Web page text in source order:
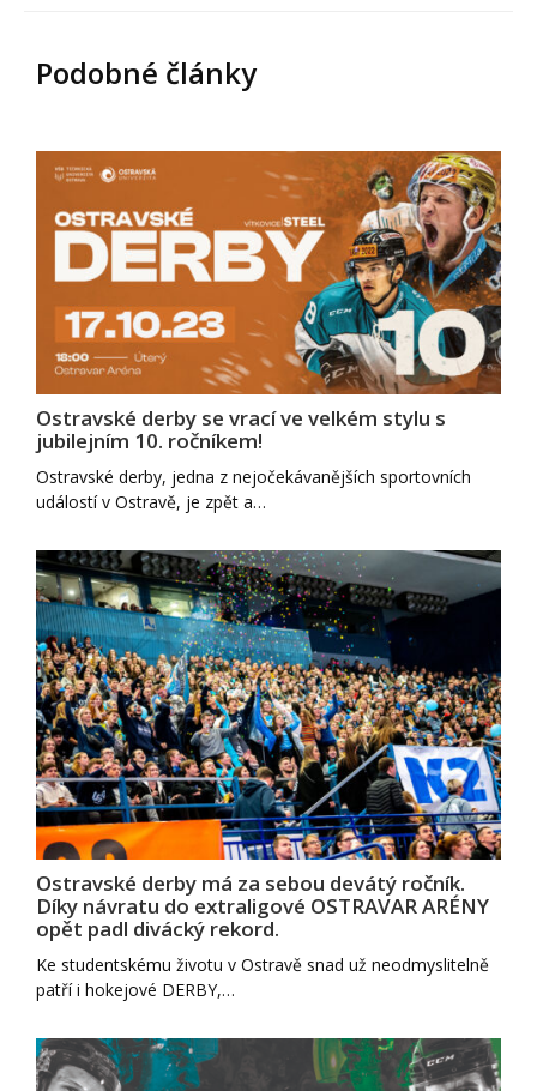
Podobné články
Ostravské derby se vrací ve velkém stylu s
jubilejním 10. ročníkem!
Ostravské derby, jedna z nejočekávanějších sportovních
událostí v Ostravě, je zpět a…
Ostravské derby má za sebou devátý ročník.
Díky návratu do extraligové OSTRAVAR ARÉNY
opět padl divácký rekord.
Ke studentskému životu v Ostravě snad už neodmyslitelně
patří i hokejové DERBY,…